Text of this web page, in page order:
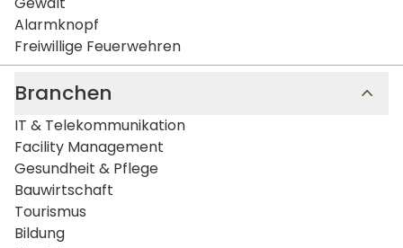
Alarmknopf
Freiwillige Feuerwehren
Branchen
IT & Telekommunikation
Facility Management
Gesundheit & Pflege
Bauwirtschaft
Tourismus
Bildung